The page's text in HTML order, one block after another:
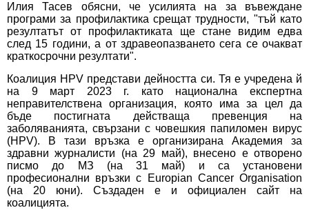
Илия Тасев обясни, че усилията на за въвеждане
програми за профилактика срещат трудности, "тъй като
резултатът от профилактиката ще стане видим едва
след 15 години, а от здравеопазването сега се очакват
краткосрочни резултати".
Коалиция HPV представи дейността си. Тя е учредена й
на 9 март 2023 г. като национална експертна
неправителствена организация, която има за цел да
бъде постигната действаща превенция на
заболяванията, свързани с човешкия папиломен вирус
(HPV). В тази връзка е организирана Академия за
здравни журналисти (на 29 май), внесено е отворено
писмо до МЗ (на 31 май) и са установени
професионални връзки с Europian Cancer Organisation
(на 20 юни). Създаден е и официален сайт на
коалицията.